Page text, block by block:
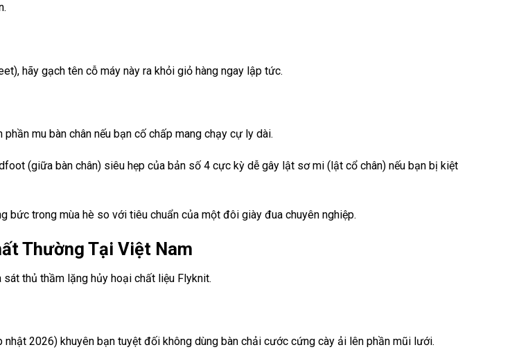
hãy gạch tên cỗ máy này ra khỏi giỏ hàng ngay lập tức.
mu bàn chân nếu bạn cố chấp mang chạy cự ly dài.
(giữa bàn chân) siêu hẹp của bản số 4 cực kỳ dễ gây lật sơ mi (lật cổ chân) nếu bạn bị kiệt
bức trong mùa hè so với tiêu chuẩn của một đôi giày đua chuyên nghiệp.
Thường Tại Việt Nam
thủ thầm lặng hủy hoại chất liệu Flyknit.
2026) khuyên bạn tuyệt đối không dùng bàn chải cước cứng cày ải lên phần mũi lưới.